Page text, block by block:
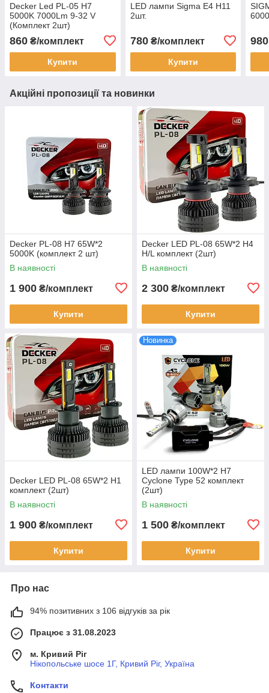
Decker Led PL-05 H7
5000K 7000Lm 9-32 V
(Комплект 2шт)
860 ₴/комплект
Купити
LED лампи Sigma E4 H11
2шт.
780₴/комплект
Купити
980
Акційні пропозиції та новинки
Decker PL-08 H7 65W*2
5000K (комплект 2 шт)
В наявності
1 900 ₴/комплект
Купити
Decker LED PL-08 65W*2 H4
H/L комплект (2шт)
В наявності
2 300 ₴/комплект
Купити
Decker LED PL-08 65W*2 H1
комплект (2шт)
В наявності
1 900 ₴/комплект
Купити
Новинка
LED лампи 100W*2 H7
Cyclone Type 52 комплект
(2шт)
В наявності
1 500 ₴/комплект
Купити
Про нас
94% позитивних з 106 відгуків за рік
Працює з 31.08.2023
м. Кривий Ріг
Нікопольське шосе 1Г, Кривий Ріг, Україна
Контакти